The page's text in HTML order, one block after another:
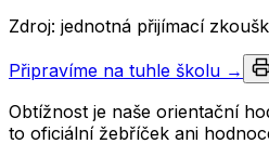
Zdroj: jednotná přijímací
Připravíme na tuhle školu →
Obtížnost je naše orientační
to oficiální žebříček ani